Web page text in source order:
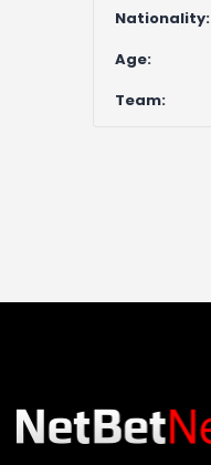
Nationality:
Age:
Team: